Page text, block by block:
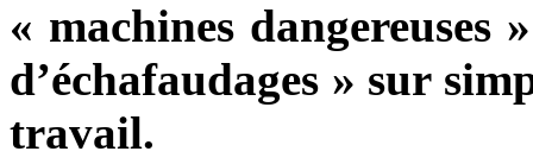
« machines dangereuses
d’échafaudages » sur
travail.